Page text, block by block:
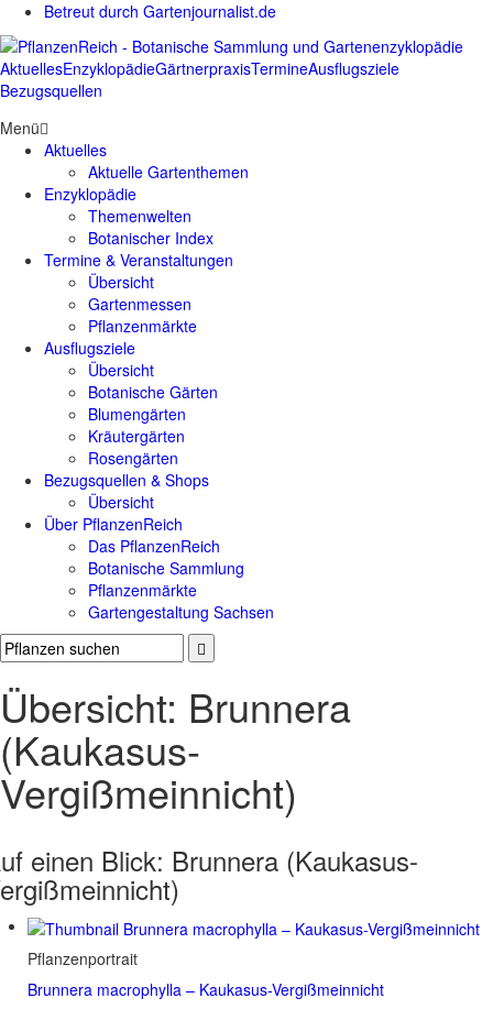
Betreut durch Gartenjournalist.de
AktuellesEnzyklopädieGärtnerpraxisTermineAusflugsziele
Bezugsquellen
Menü
Aktuelles
Aktuelle Gartenthemen
Enzyklopädie
Themenwelten
Botanischer Index
Termine & Veranstaltungen
Übersicht
Gartenmessen
Pflanzenmärkte
Ausflugsziele
Übersicht
Botanische Gärten
Blumengärten
Kräutergärten
Rosengärten
Bezugsquellen & Shops
Übersicht
Über PflanzenReich
Das PflanzenReich
Botanische Sammlung
Pflanzenmärkte
Gartengestaltung Sachsen
Übersicht: Brunnera
(Kaukasus-
Vergißmeinnicht)
einen Blick: Brunnera (Kaukasus-
Pflanzenportrait
Brunnera macrophylla – Kaukasus-Vergißmeinnicht